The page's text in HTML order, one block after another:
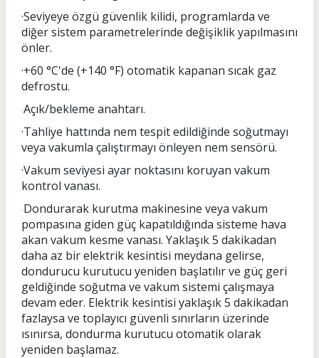
·Seviyeye özgü güvenlik kilidi, programlarda ve
diğer sistem parametrelerinde değişiklik yapılmasını
önler.
·+60 °C'de (+140 °F) otomatik kapanan sıcak gaz
defrostu.
·Açık/bekleme anahtarı.
·Tahliye hattında nem tespit edildiğinde soğutmayı
veya vakumla çalıştırmayı önleyen nem sensörü.
·Vakum seviyesi ayar noktasını koruyan vakum
kontrol vanası.
·Dondurarak kurutma makinesine veya vakum
pompasına giden güç kapatıldığında sisteme hava
akan vakum kesme vanası. Yaklaşık 5 dakikadan
daha az bir elektrik kesintisi meydana gelirse,
dondurucu kurutucu yeniden başlatılır ve güç geri
geldiğinde soğutma ve vakum sistemi çalışmaya
devam eder. Elektrik kesintisi yaklaşık 5 dakikadan
fazlaysa ve toplayıcı güvenli sınırların üzerinde
ısınırsa, dondurma kurutucu otomatik olarak
yeniden başlamaz.